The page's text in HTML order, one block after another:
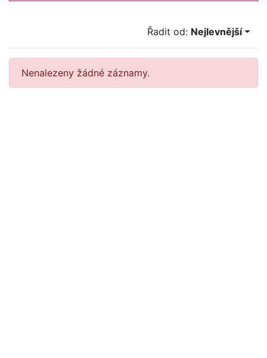
Řadit od: Nejlevnější
Nenalezeny žádné záznamy.